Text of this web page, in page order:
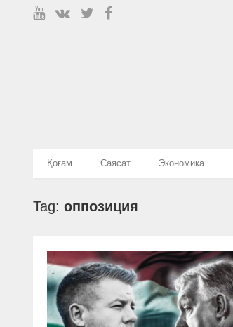
Қоғам Саясат Экономика
Tag:оппозиция